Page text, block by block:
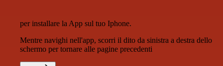
per installare la App sul tuo Iphone.
Mentre navighi nell'app, scorri il dito da sinistra a destra dello
schermo per tornare alle pagine precedenti